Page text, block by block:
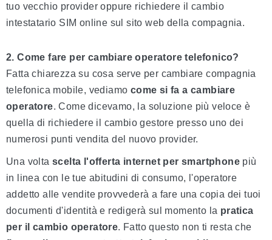
tuo vecchio provider oppure richiedere il cambio
intestatario SIM online sul sito web della compagnia.
2. Come fare per cambiare operatore telefonico?
Fatta chiarezza su cosa serve per cambiare compagnia
telefonica mobile, vediamo come si fa a cambiare
operatore. Come dicevamo, la soluzione più veloce è
quella di richiedere il cambio gestore presso uno dei
numerosi punti vendita del nuovo provider.
Una volta scelta l'offerta internet per smartphone più
in linea con le tue abitudini di consumo, l'operatore
addetto alle vendite provvederà a fare una copia dei tuoi
documenti d'identità e redigerà sul momento la pratica
per il cambio operatore. Fatto questo non ti resta che